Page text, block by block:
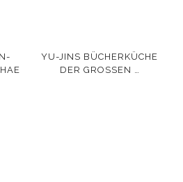
YU-JINS BÜCHERKÜCHE
DER GROSSEN …